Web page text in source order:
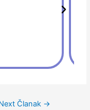
Članak →